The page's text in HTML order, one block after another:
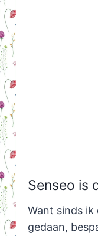
Senseo is
Want sinds ik
gedaan,